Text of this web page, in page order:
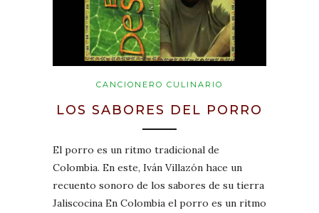
CANCIONERO CULINARIO
LOS SABORES DEL PORRO
El porro es un ritmo tradicional de
Colombia. En este, Iván Villazón hace un
recuento sonoro de los sabores de su tierra
Jaliscocina En Colombia el porro es un ritmo